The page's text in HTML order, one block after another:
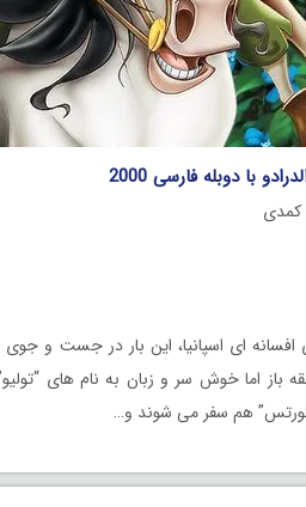
با دوبله فارسی 2000
کمدی
افسانه ای اسپانیا، این بار در جست و
اما خوش سر و زبان به نام های
هم سفر می شوند و…